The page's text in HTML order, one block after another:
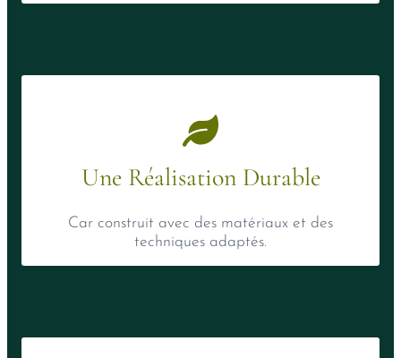
Une Réalisation Durable
Car construit avec des matériaux et des
techniques adaptés.